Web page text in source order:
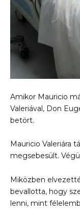
Amikor Mauricio
Valeriával, Don
betört.
Mauricio Valeriára
megsebesült.
Miközben
bevallotta, hogy
lenni, mint